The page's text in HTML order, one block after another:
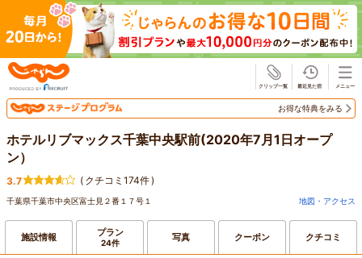
お得な特典をみる
ホテルリブマックス千葉中央駅前(2020年7月1日オープ
ン）
3.7 ( クチコミ174件)
千葉県千葉市中央区富士見２番１７号１ 地図・アクセス
施設情報 プラン
24件 写真 クーポン クチコミ